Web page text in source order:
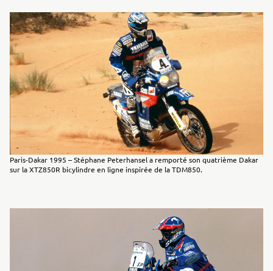
Paris-Dakar 1995 – Stéphane Peterhansel a remporté son quatrième Dakar
sur la XTZ850R bicylindre en ligne inspirée de la TDM850.